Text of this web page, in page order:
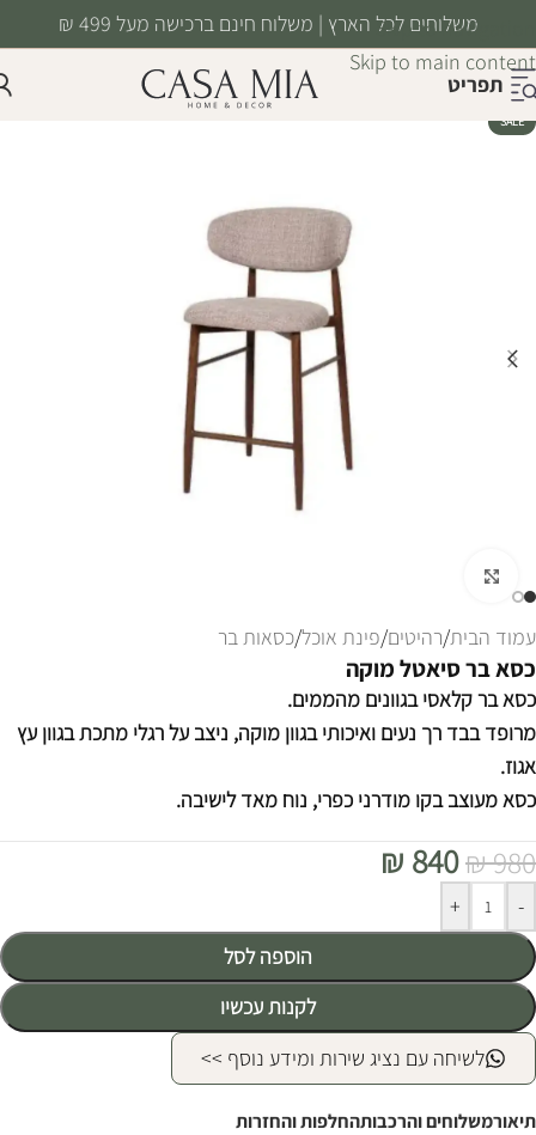
Skip to navigation
Skip to main content
משלוחים לכל הארץ | משלוח חינם ברכישה מעל 499 ₪
תפריט
SALE
עמוד הבית/רהיטים/פינת אוכל/כסאות בר
כסא בר סיאטל מוקה
כסא בר קלאסי בגוונים מהממים.
מרופד בבד רך נעים ואיכותי בגוון מוקה, ניצב על רגלי מתכת בגוון עץ
אגוז.
כסא מעוצב בקו מודרני כפרי, נוח מאד לישיבה.
₪980
₪ 840
-
+
הוספה לסל
לקנות עכשיו
Alternative:
לשיחה עם נציג שירות ומידע נוסף >>
תיאורמשלוחים והרכבותהחלפות והחזרות